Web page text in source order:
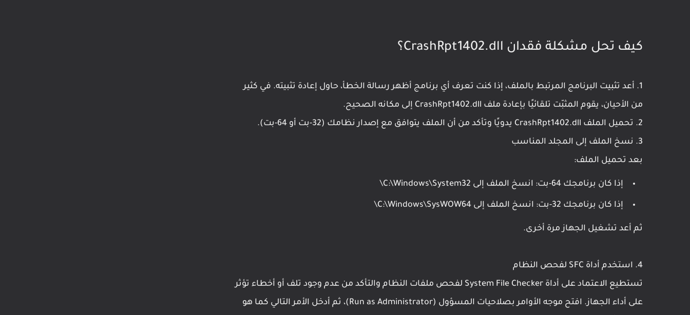
كيف تحل مشكلة فقدان CrashRpt1402.dll؟
1. أعد تثبيت البرنامج المرتبط بالملف، إذا كنت تعرف أي برنامج أظهر رسالة الخطأ، حاول إعادة تثبيته. في كثير
من الأحيان، يقوم المثبّت تلقائيًا بإعادة ملف CrashRpt1402.dll إلى مكانه الصحيح.
2. تحميل الملف CrashRpt1402.dll يدويًا وتأكد من أن الملف يتوافق مع إصدار نظامك (32-بت أو 64-بت).
3. نسخ الملف إلى المجلد المناسب
بعد تحميل الملف:
إذا كان برنامجك 64-بت: انسخ الملف إلى C:\Windows\System32\
إذا كان برنامجك 32-بت: انسخ الملف إلى C:\Windows\SysWOW64\
ثم أعد تشغيل الجهاز مرة أخرى.
4. استخدم أداة SFC لفحص النظام
تستطيع الاعتماد على أداة System File Checker لفحص ملفات النظام والتأكد من عدم وجود تلف أو أخطاء تؤثر
على أداء الجهاز. افتح موجه الأوامر بصلاحيات المسؤول (Run as Administrator)، ثم أدخل الأمر التالي كما هو